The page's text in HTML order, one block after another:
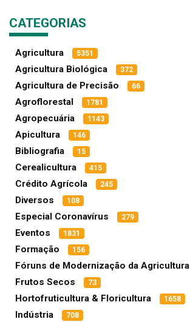
CATEGORIAS
Agricultura 5351
Agricultura Biológica 372
Agricultura de Precisão 66
Agroflorestal 1781
Agropecuária 1143
Apicultura 146
Bibliografia 15
Cerealicultura 415
Crédito Agrícola 245
Diversos 108
Especial Coronavírus 279
Eventos 1831
Formação 156
Fóruns de Modernização da Agricultura
Frutos Secos 73
Hortofruticultura & Floricultura 1658
Indústria 708